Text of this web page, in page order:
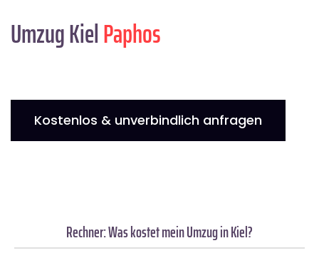
Umzug KielPaphos
Kostenlos & unverbindlich anfragen
Rechner: Was kostet mein Umzug in Kiel?